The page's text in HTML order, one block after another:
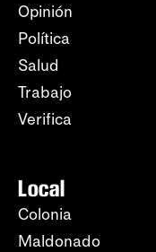
Opinión
Política
Salud
Trabajo
Verifica
Local
Colonia
Maldonado